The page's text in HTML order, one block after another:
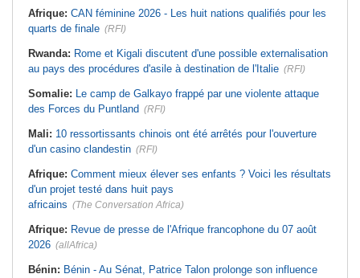
Afrique: CAN féminine 2026 - Les huit nations qualifiés pour les
quarts de finale (RFI)
Rwanda: Rome et Kigali discutent d'une possible externalisation
au pays des procédures d'asile à destination de l'Italie (RFI)
Somalie: Le camp de Galkayo frappé par une violente attaque
des Forces du Puntland (RFI)
Mali: 10 ressortissants chinois ont été arrêtés pour l'ouverture
d'un casino clandestin (RFI)
Afrique: Comment mieux élever ses enfants ? Voici les résultats
d'un projet testé dans huit pays
africains (The Conversation Africa)
Afrique: Revue de presse de l'Afrique francophone du 07 août
2026 (allAfrica)
Bénin: Bénin - Au Sénat, Patrice Talon prolonge son influence